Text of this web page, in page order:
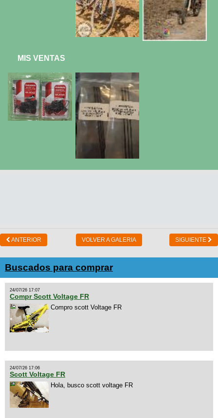
MIS VENTAS
ANTERIOR VOLVER A GALERIA SIGUIENTE
Buscados para comprar
24/07/26 17:07
Compr Scott Voltage FR
Compro scott Voltage FR
24/07/26 17:06
Scott Voltage FR
Hola, busco scott voltage FR